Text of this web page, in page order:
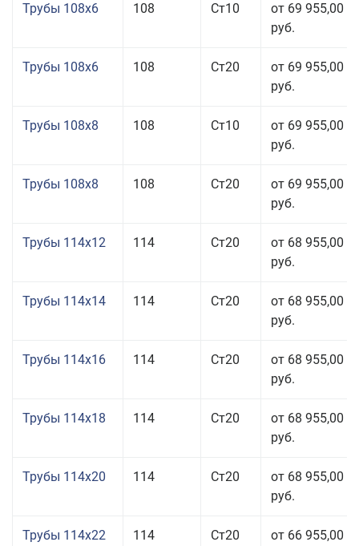
Трубы 108x6 108 Ст10
от 69 955,00
руб.
Трубы 108x6 108 Ст20
от 69 955,00
руб.
Трубы 108x8 108 Ст10
от 69 955,00
руб.
Трубы 108x8 108 Ст20
от 69 955,00
руб.
Трубы 114x12 114 Ст20
от 68 955,00
руб.
Трубы 114x14 114 Ст20
от 68 955,00
руб.
Трубы 114x16 114 Ст20
от 68 955,00
руб.
Трубы 114x18 114 Ст20
от 68 955,00
руб.
Трубы 114x20 114 Ст20
от 68 955,00
руб.
Трубы 114x22 114 Ст20
от 66 955,00